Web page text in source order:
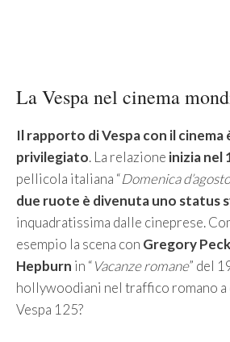
La Vespa nel cinema
Il rapporto di Vespa con il cinema
privilegiato. La relazione inizia nel
pellicola italiana “Domenica d’agosto
due ruote è divenuta uno status
inquadratissima dalle cineprese.
esempio la scena con Gregory Peck
Hepburn in “Vacanze romane” del
hollywoodiani nel traffico romano a
Vespa 125?